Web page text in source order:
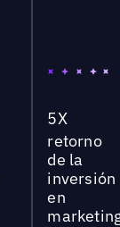
5X
retorno
de la
inversión
en